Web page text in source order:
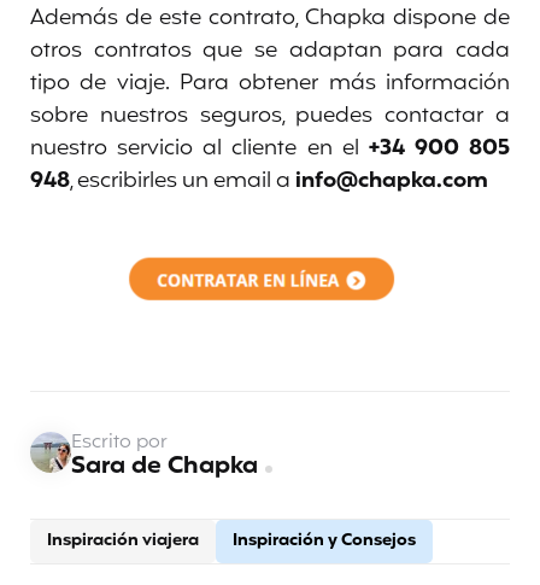
Además de este contrato, Chapka dispone de
otros contratos que se adaptan para cada
tipo de viaje. Para obtener más información
sobre nuestros seguros, puedes contactar a
nuestro servicio al cliente en el +34 900 805
948, escribirles un email a info@chapka.com
Inspiración viajera Inspiración y Consejos
Escrito por
Sara de Chapka